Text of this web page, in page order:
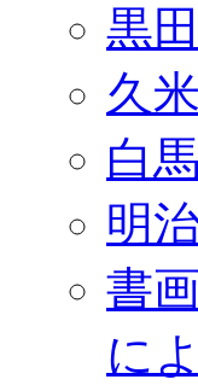
黒
久
白
明
書
に